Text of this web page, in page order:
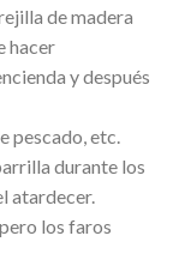
de madera
hacer
y después
pescado, etc.
durante los
atardecer.
los faros